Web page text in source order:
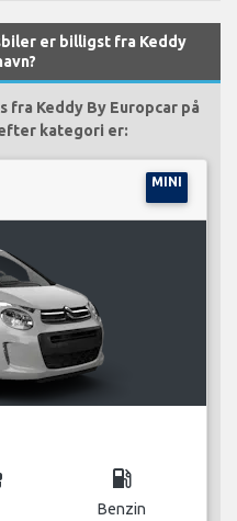
er billigst fra Keddy
Keddy By Europcar på
kategori er:
MINI
local_gas_station
Benzin